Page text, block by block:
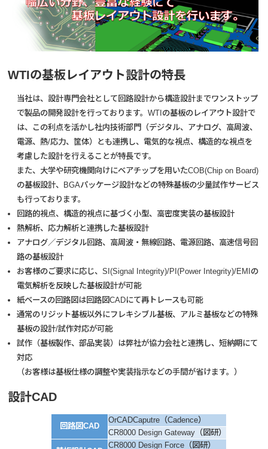
WTIの基板レイアウト設計の特長
当社は、設計専門会社として回路設計から構造設計までワンストップ
で製品の開発設計を行っております。WTIの基板のレイアウト設計で
は、この利点を活かし社内技術部門（デジタル、アナログ、高周波、
電源、熱/応力、筐体）とも連携し、電気的な視点、構造的な視点を
考慮した設計を行えることが特長です。
また、大学や研究機関向けにベアチップを用いたCOB(Chip on Board)
の基板設計、BGAパッケージ設計などの特殊基板の少量試作サービス
も行っております。
回路的視点、構造的視点に基づく小型、高密度実装の基板設計
熱解析、応力解析と連携した基板設計
アナログ／デジタル回路、高周波・無線回路、電源回路、高速信号回
路の基板設計
お客様のご要求に応じ、SI(Signal Integrity)/PI(Power Integrity)/EMIの
電気解析を反映した基板設計が可能
紙ベースの回路図は回路図CADにて再トレースも可能
通常のリジット基板以外にフレキシブル基板、アルミ基板などの特殊
基板の設計/試作対応が可能
試作（基板製作、部品実装）は弊社が協力会社と連携し、短納期にて
対応
（お客様は基板仕様の調整や実装指示などの手間が省けます。）
設計CAD
回路図CAD
OrCADCaputre（Cadence）
CR8000 Design Gateway（図研）
CR8000 Design Force（図研）